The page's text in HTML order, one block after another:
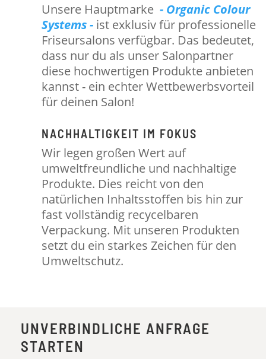
Unsere Hauptmarke - Organic Colour
Systems - ist exklusiv für professionelle
Friseursalons verfügbar. Das bedeutet,
dass nur du als unser Salonpartner
diese hochwertigen Produkte anbieten
kannst - ein echter Wettbewerbsvorteil
für deinen Salon!
NACHHALTIGKEIT IM FOKUS
Wir legen großen Wert auf
umweltfreundliche und nachhaltige
Produkte. Dies reicht von den
natürlichen Inhaltsstoffen bis hin zur
fast vollständig recycelbaren
Verpackung. Mit unseren Produkten
setzt du ein starkes Zeichen für den
Umweltschutz.
UNVERBINDLICHE ANFRAGE
STARTEN